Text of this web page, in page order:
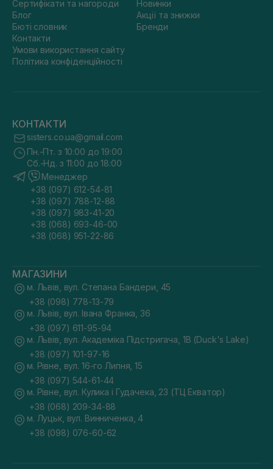
Сертифікати та нагороди
Блог
Бюті словник
Контакти
Умови використання сайту
Політика конфіденційності
Новинки
Акції та знижки
Бренди
КОНТАКТИ
sisters.co.ua@gmail.com
Пн.-Пт. з 10:00 до 19:00
Сб.-Нд. з 11:00 до 18:00
Менеджер
+38 (097) 612-54-81
+38 (097) 788-12-88
+38 (097) 983-41-20
+38 (068) 693-46-00
+38 (068) 951-22-86
МАГАЗИНИ
м. Львів, вул. Степана Бандери, 45
+38 (098) 778-13-79
м. Львів, вул. Івана Франка, 36
+38 (097) 611-95-94
м. Львів, вул. Академіка Підстригача, 1В (Duck's Lake)
+38 (097) 101-97-16
м. Рівне, вул. 16-го Липня, 15
+38 (097) 544-61-44
м. Рівне, вул. Кулика і Гудачека, 23 (ТЦ Екватор)
+38 (068) 209-34-88
м. Луцьк, вул. Винниченка, 4
+38 (098) 076-60-62